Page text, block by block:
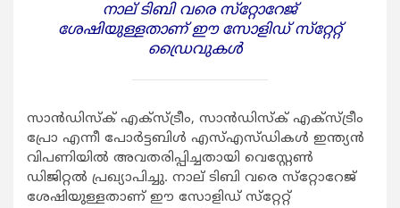
നാല് ടിബി വരെ സ്‌റ്റോറേജ്
ശേഷിയുള്ളതാണ് ഈ സോളിഡ് സ്‌റ്റേറ്റ്
ഡ്രൈവുകള്‍
സാന്‍ഡിസ്‌ക് എക്‌സ്ട്രീം, സാന്‍ഡിസ്‌ക് എക്‌സ്ട്രീം
പ്രോ എന്നീ പോര്‍ട്ടബിള്‍ എസ്എസ്ഡികള്‍ ഇന്ത്യന്‍
വിപണിയില്‍ അവതരിപ്പിച്ചതായി വെസ്റ്റേണ്‍
ഡിജിറ്റല്‍ പ്രഖ്യാപിച്ചു. നാല് ടിബി വരെ സ്‌റ്റോറേജ്
ശേഷിയുള്ളതാണ് ഈ സോളിഡ് സ്‌റ്റേറ്റ്